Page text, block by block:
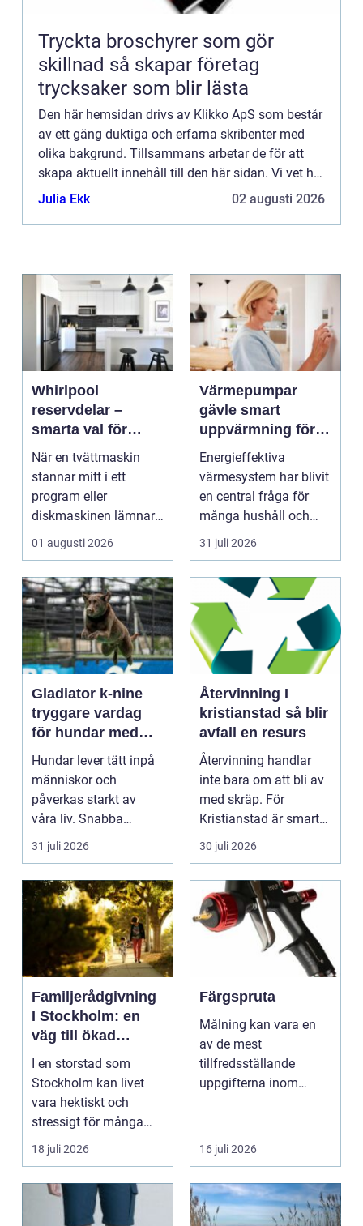
Tryckta broschyrer som gör
skillnad så skapar företag
trycksaker som blir lästa
Den här hemsidan drivs av Klikko ApS som består
av ett gäng duktiga och erfarna skribenter med
olika bakgrund. Tillsammans arbetar de för att
skapa aktuellt innehåll till den här sidan. Vi vet hur
utmanande det är att läsa och genomgå en
Julia Ekk 02 augusti 2026
Whirlpool
reservdelar –
smarta val för
längre livslängd på
vitvaror
När en tvättmaskin
stannar mitt i ett
program eller
diskmaskinen lämnar
disken smutsi...
01 augusti 2026
Värmepumpar
gävle smart
uppvärmning för
hus och företag
Energieffektiva
värmesystem har blivit
en central fråga för
många hushåll och
fastighetsägare i
Gävl...
31 juli 2026
Gladiator k-nine
tryggare vardag
för hundar med
stress och oro
Hundar lever tätt inpå
människor och
påverkas starkt av
våra liv. Snabba
förändringar, höga ljud,
en...
31 juli 2026
Återvinning I
kristianstad så blir
avfall en resurs
Återvinning handlar
inte bara om att bli av
med skräp. För
Kristianstad är smart
avfallshantering en...
30 juli 2026
Familjerådgivning
I Stockholm: en
väg till ökad
harmoni och
förståelse
I en storstad som
Stockholm kan livet
vara hektiskt och
stressigt för många
familjer. Kon...
18 juli 2026
Färgspruta
Målning kan vara en
av de mest
tillfredsställande
uppgifterna inom
16 juli 2026